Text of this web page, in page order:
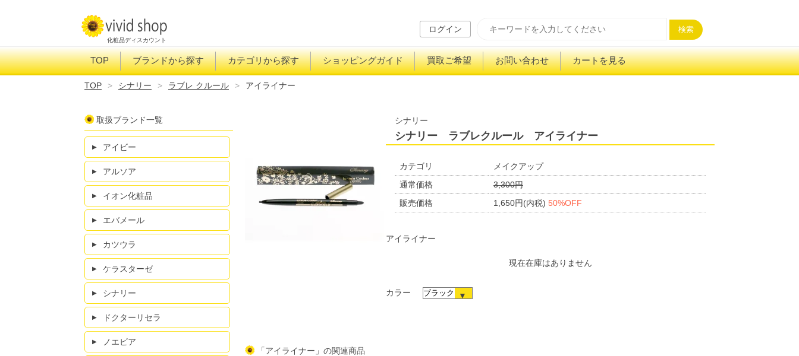
化粧品ディスカウント
ログイン 検索
TOP ブランドから探す カテゴリから探す ショッピングガイド 買取ご希望 お問い合わせ カートを見る
TOP シナリー ラブレ クルール アイライナー
シナリー
シナリー ラブレクルール アイライナー
カテゴリ
メイクアップ
通常価格
3,300円
販売価格
1,650円(内税) 50%OFF
アイライナー
現在在庫はありません
カラー
「アイライナー」の関連商品
取扱ブランド一覧
アイビー
アルソア
イオン化粧品
エバメール
カツウラ
ケラスターゼ
シナリー
ドクターリセラ
ノエビア